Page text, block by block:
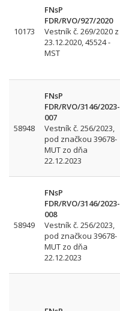
10173
FNsP
FDR/RVO/927/2020
Vestník č. 269/2020 z
23.12.2020, 45524 -
MST
58948
FNsP
FDR/RVO/3146/2023-
007
Vestník č. 256/2023,
pod značkou 39678-
MUT zo dňa
22.12.2023
58949
FNsP
FDR/RVO/3146/2023-
008
Vestník č. 256/2023,
pod značkou 39678-
MUT zo dňa
22.12.2023